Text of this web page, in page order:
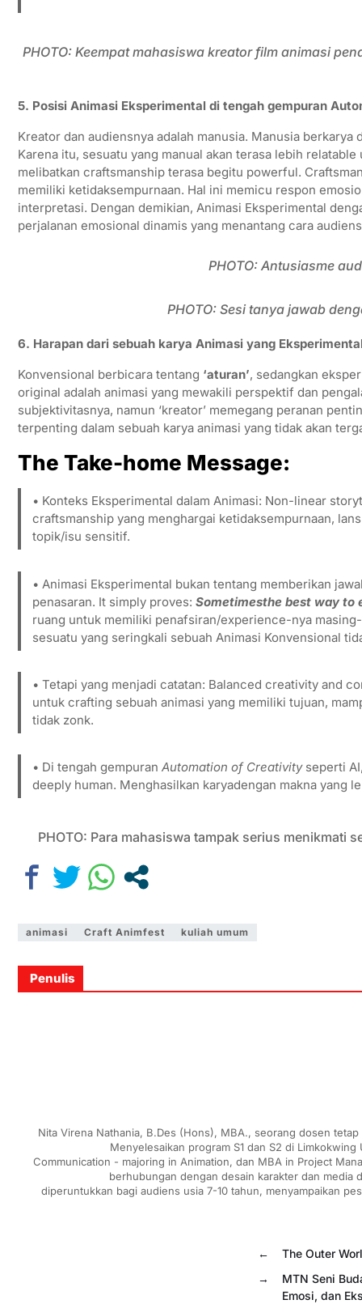
PHOTO: Keempat mahasiswa kreator film animasi
5. Posisi Animasi Eksperimental di tengah gempuran
Kreator dan audiensnya adalah manusia. Manusia
Karena itu, sesuatu yang manual akan terasa lebih
melibatkan craftsmanship terasa begitu powerful.
memiliki ketidaksempurnaan. Hal ini memicu respon
interpretasi. Dengan demikian, Animasi Eksperimental
perjalanan emosional dinamis yang menantang cara
PHOTO: Antusiasme
PHOTO: Sesi tanya jawab
6. Harapan dari sebuah karya Animasi yang
Konvensional berbicara tentang ‘aturan’, sedangkan
original adalah animasi yang mewakili perspektif dan
subjektivitasnya, namun ‘kreator’ memegang peranan
terpenting dalam sebuah karya animasi yang tidak akan
The Take-home Message:
• Konteks Eksperimental dalam Animasi: Non-linear
craftsmanship yang menghargai ketidaksempurnaan,
topik/isu sensitif.
• Animasi Eksperimental bukan tentang memberikan
penasaran. It simply proves:Sometimesthe best way to
ruang untuk memiliki penafsiran/experience-nya
sesuatu yang seringkali sebuah Animasi Konvensional
• Tetapi yang menjadi catatan: Balanced creativity and
untuk crafting sebuah animasi yang memiliki tujuan,
tidak zonk.
• Di tengah gempuranAutomation of Creativityseperti
deeply human. Menghasilkan karyadengan makna yang
PHOTO: Para mahasiswa tampak serius menikmati
animasi Craft Animfest kuliah umum
Penulis
Nita Virena Nathania, B.Des (Hons), MBA., seorang dosen
Menyelesaikan program S1 dan S2 di
Communication - majoring in Animation, dan MBA in Project
berhubungan dengan desain karakter dan media
diperuntukkan bagi audiens usia 7-10 tahun, menyampaikan
←
The Outer
→
MTN Seni
Emosi, dan